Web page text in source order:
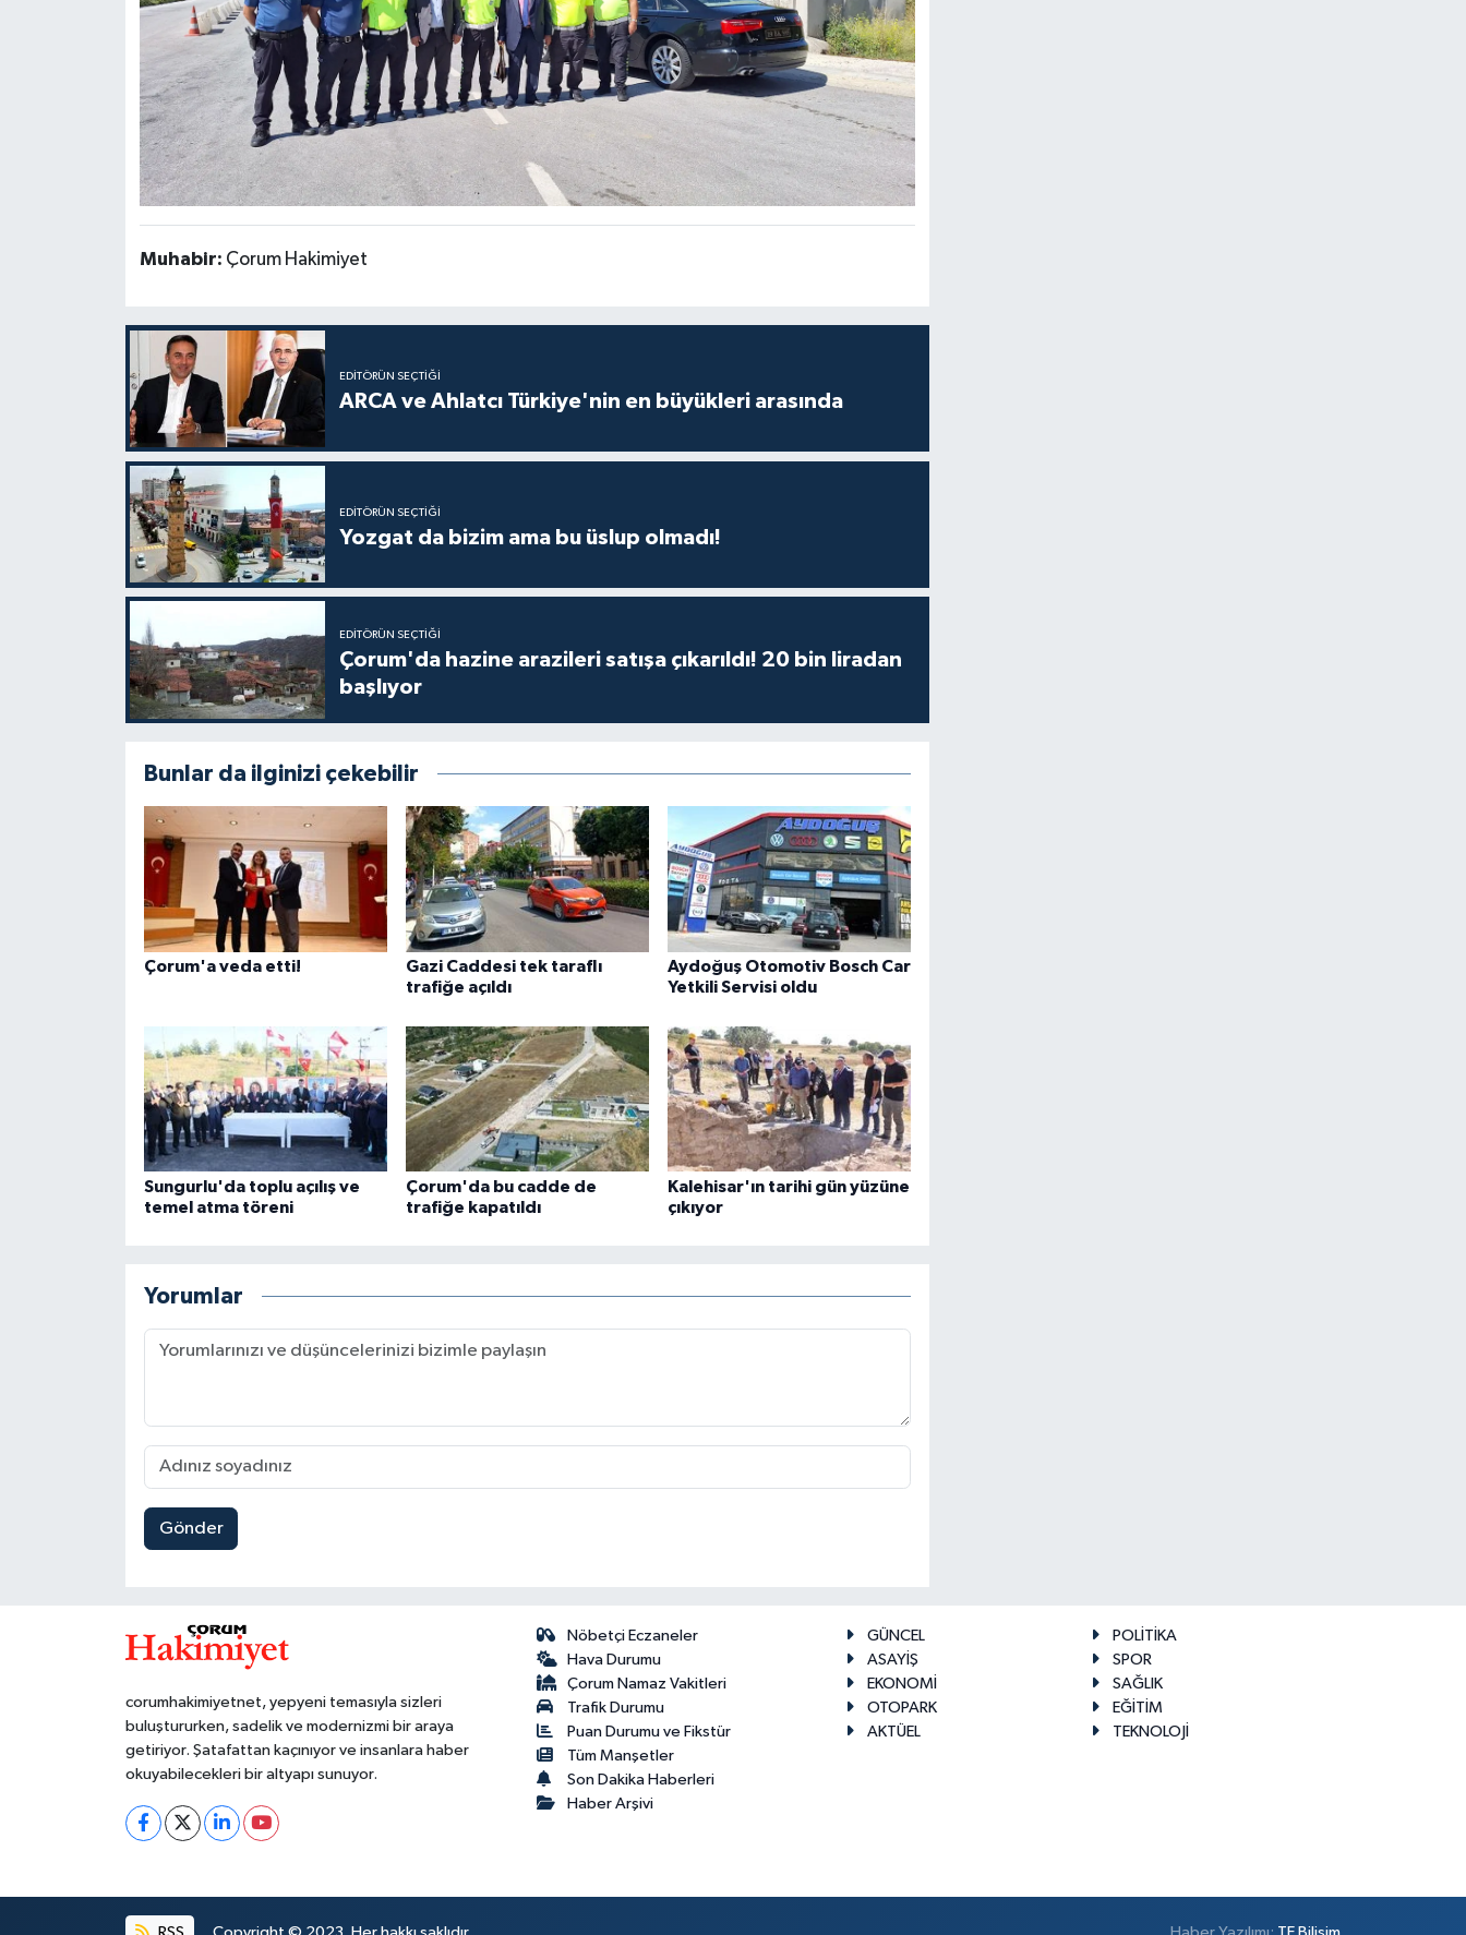
Muhabir: Çorum Hakimiyet
EDITÖRÜN SEÇTIĞI
ARCA ve Ahlatcı Türkiye'nin en büyükleri arasında
EDITÖRÜN SEÇTIĞI
Yozgat da bizim ama bu üslup olmadı!
EDITÖRÜN SEÇTIĞI
Çorum'da hazine arazileri satışa çıkarıldı! 20 bin liradan
başlıyor
Bunlar da ilginizi çekebilir
Çorum'a veda etti!
Gazi Caddesi tek taraflı
trafiğe açıldı
Aydoğuş Otomotiv Bosch Car
Yetkili Servisi oldu
Sungurlu'da toplu açılış ve
temel atma töreni
Çorum'da bu cadde de
trafiğe kapatıldı
Kalehisar'ın tarihi gün yüzüne
çıkıyor
Yorumlar
Gönder
corumhakimiyetnet, yepyeni temasıyla sizleri
buluştururken, sadelik ve modernizmi bir araya
getiriyor. Şatafattan kaçınıyor ve insanlara haber
okuyabilecekleri bir altyapı sunuyor.
Nöbetçi Eczaneler
Hava Durumu
Çorum Namaz Vakitleri
Trafik Durumu
Puan Durumu ve Fikstür
Tüm Manşetler
Son Dakika Haberleri
Haber Arşivi
GÜNCEL
POLİTİKA
ASAYİŞ
SPOR
EKONOMİ
SAĞLIK
OTOPARK
EĞİTİM
AKTÜEL
TEKNOLOJİ